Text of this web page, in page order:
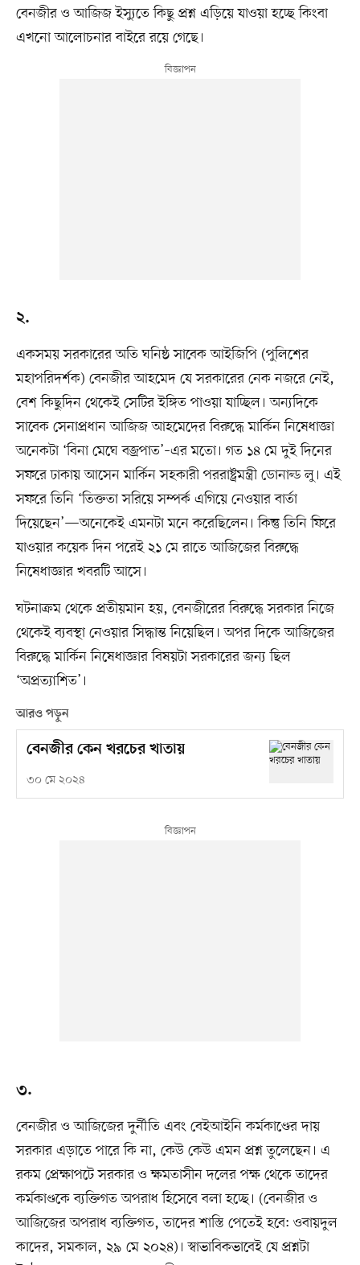
বেনজীর ও আজিজ ইস্যুতে কিছু প্রশ্ন এড়িয়ে যাওয়া হচ্ছে কিংবা
এখনো আলোচনার বাইরে রয়ে গেছে।
২.
একসময় সরকারের অতি ঘনিষ্ঠ সাবেক আইজিপি (পুলিশের
মহাপরিদর্শক) বেনজীর আহমেদ যে সরকারের নেক নজরে নেই,
বেশ কিছুদিন থেকেই সেটির ইঙ্গিত পাওয়া যাচ্ছিল। অন্যদিকে
সাবেক সেনাপ্রধান আজিজ আহমেদের বিরুদ্ধে মার্কিন নিষেধাজ্ঞা
অনেকটা ‘বিনা মেঘে বজ্রপাত’–এর মতো। গত ১৪ মে দুই দিনের
সফরে ঢাকায় আসেন মার্কিন সহকারী পররাষ্ট্রমন্ত্রী ডোনাল্ড লু। এই
সফরে তিনি ‘তিক্ততা সরিয়ে সম্পর্ক এগিয়ে নেওয়ার বার্তা
দিয়েছেন’—অনেকেই এমনটা মনে করেছিলেন। কিন্তু তিনি ফিরে
যাওয়ার কয়েক দিন পরেই ২১ মে রাতে আজিজের বিরুদ্ধে
নিষেধাজ্ঞার খবরটি আসে।
ঘটনাক্রম থেকে প্রতীয়মান হয়, বেনজীরের বিরুদ্ধে সরকার নিজে
থেকেই ব্যবস্থা নেওয়ার সিদ্ধান্ত নিয়েছিল। অপর দিকে আজিজের
বিরুদ্ধে মার্কিন নিষেধাজ্ঞার বিষয়টা সরকারের জন্য ছিল
‘অপ্রত্যাশিত’।
আরও পড়ুন
বেনজীর কেন খরচের খাতায়
৩০ মে ২০২৪
৩.
বেনজীর ও আজিজের দুর্নীতি এবং বেইআইনি কর্মকাণ্ডের দায়
সরকার এড়াতে পারে কি না, কেউ কেউ এমন প্রশ্ন তুলেছেন। এ
রকম প্রেক্ষাপটে সরকার ও ক্ষমতাসীন দলের পক্ষ থেকে তাদের
কর্মকাণ্ডকে ব্যক্তিগত অপরাধ হিসেবে বলা হচ্ছে। (বেনজীর ও
আজিজের অপরাধ ব্যক্তিগত, তাদের শাস্তি পেতেই হবে: ওবায়দুল
কাদের, সমকাল, ২৯ মে ২০২৪)। স্বাভাবিকভাবেই যে প্রশ্নটা